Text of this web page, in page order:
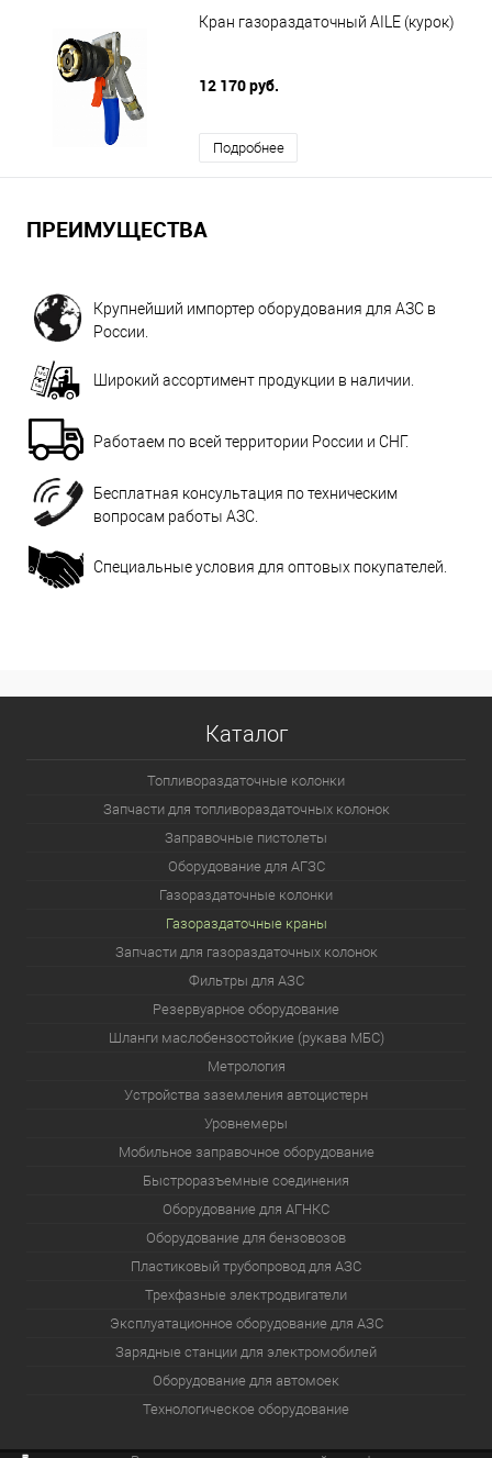
Кран газораздаточный AILE (курок)
12 170 руб.
Подробнее
ПРЕИМУЩЕСТВА
Крупнейший импортер оборудования для АЗС в
России.
Широкий ассортимент продукции в наличии.
Работаем по всей территории России и СНГ.
Бесплатная консультация по техническим
вопросам работы АЗС.
Специальные условия для оптовых покупателей.
Каталог
Топливораздаточные колонки
Запчасти для топливораздаточных колонок
Заправочные пистолеты
Оборудование для АГЗС
Газораздаточные колонки
Газораздаточные краны
Запчасти для газораздаточных колонок
Фильтры для АЗС
Резервуарное оборудование
Шланги маслобензостойкие (рукава МБС)
Метрология
Устройства заземления автоцистерн
Уровнемеры
Мобильное заправочное оборудование
Быстроразъемные соединения
Оборудование для АГНКС
Оборудование для бензовозов
Пластиковый трубопровод для АЗС
Трехфазные электродвигатели
Эксплуатационное оборудование для АЗС
Зарядные станции для электромобилей
Оборудование для автомоек
Технологическое оборудование